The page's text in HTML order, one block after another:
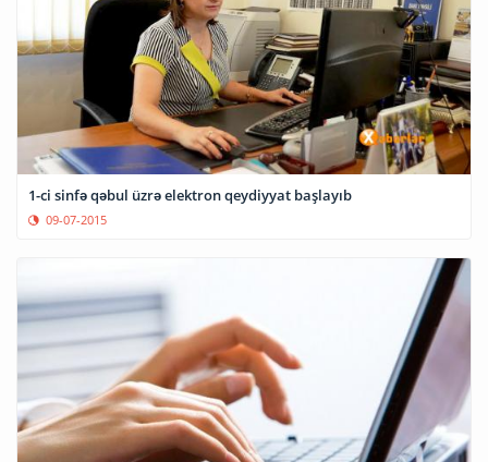
1-ci sinfə qəbul üzrə elektron qeydiyyat başlayıb
09-07-2015